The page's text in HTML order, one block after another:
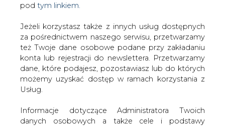
WŁĄCZ CIRE.TV
pod tym linkiem.
Jeżeli korzystasz także z innych usług dostępnych
za pośrednictwem naszego serwisu, przetwarzamy
też Twoje dane osobowe podane przy zakładaniu
konta lub rejestracji do newslettera. Przetwarzamy
dane, które podajesz, pozostawiasz lub do których
możemy uzyskać dostęp w ramach korzystania z
Usług.
Informacje dotyczące Administratora Twoich
danych osobowych a także cele i podstawy
Strona główna RYNEK GAZU /
KE wycofała skargę
przeciwko Polsce odnośnie rynku energii i gazu
2013-11-21 00:00
skomentuj